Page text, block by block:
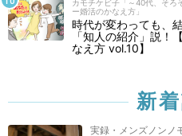
カモチケビ子「～40代、そ
ー婚活のかなえ方」
時代が変わっても、
「知人の紹介」説
なえ方 vol.10】
新
実録・メンズノン